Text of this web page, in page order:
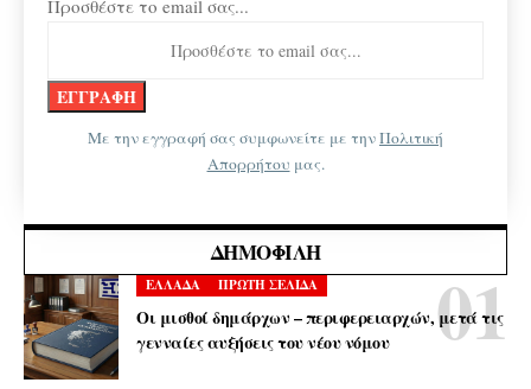
Προσθέστε το email σας...
Με την εγγραφή σας συμφωνείτε με τηνΠολιτική
Απορρήτου μας.
ΔΗΜΟΦΙΛΉ
ΕΛΛΑΔΑ ΠΡΩΤΗ ΣΕΛΙΔΑ
Οι μισθοί δημάρχων – περιφερειαρχών, μετά τις
γενναίες αυξήσεις του νέου νόμου